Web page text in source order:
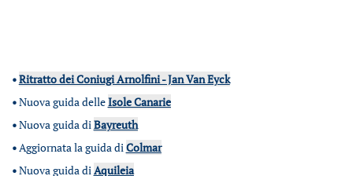
•Ritratto dei Coniugi Arnolfini - Jan Van Eyck
•Nuova guida delleIsole Canarie
•Nuova guida diBayreuth
•Aggiornata la guida diColmar
•Nuova guida diAquileia